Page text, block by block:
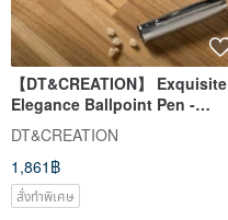
【DT&CREATION】 Exquisite
Elegance Ballpoint Pen -
Straight Line Pattern
DT&CREATION
1,861฿
สั่งทำพิเศษ